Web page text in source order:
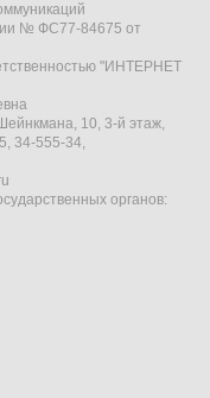
№ ФС77-84675 от
"ИНТЕРНЕТ
10, 3-й этаж,
34-555-34,
органов: